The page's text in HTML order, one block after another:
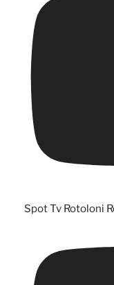
Spot Tv Rotoloni